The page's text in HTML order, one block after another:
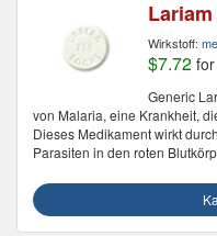
Lariam
Wirkstoff:
$7.72
Generic
von Malaria, eine Krankheit,
Dieses Medikament wirkt
Parasiten in den roten